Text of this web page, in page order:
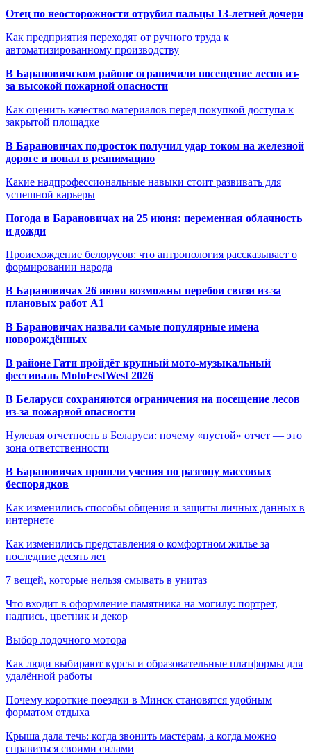
Отец по неосторожности отрубил пальцы 13-летней дочери
Как предприятия переходят от ручного труда к
автоматизированному производству
В Барановичском районе ограничили посещение лесов из-
за высокой пожарной опасности
Как оценить качество материалов перед покупкой доступа к
закрытой площадке
В Барановичах подросток получил удар током на железной
дороге и попал в реанимацию
Какие надпрофессиональные навыки стоит развивать для
успешной карьеры
Погода в Барановичах на 25 июня: переменная облачность
и дожди
Происхождение белорусов: что антропология рассказывает о
формировании народа
В Барановичах 26 июня возможны перебои связи из-за
плановых работ A1
В Барановичах назвали самые популярные имена
новорождённых
В районе Гати пройдёт крупный мото-музыкальный
фестиваль MotoFestWest 2026
В Беларуси сохраняются ограничения на посещение лесов
из-за пожарной опасности
Нулевая отчетность в Беларуси: почему «пустой» отчет — это
зона ответственности
В Барановичах прошли учения по разгону массовых
беспорядков
Как изменились способы общения и защиты личных данных в
интернете
Как изменились представления о комфортном жилье за
последние десять лет
7 вещей, которые нельзя смывать в унитаз
Что входит в оформление памятника на могилу: портрет,
надпись, цветник и декор
Выбор лодочного мотора
Как люди выбирают курсы и образовательные платформы для
удалённой работы
Почему короткие поездки в Минск становятся удобным
форматом отдыха
Крыша дала течь: когда звонить мастерам, а когда можно
справиться своими силами